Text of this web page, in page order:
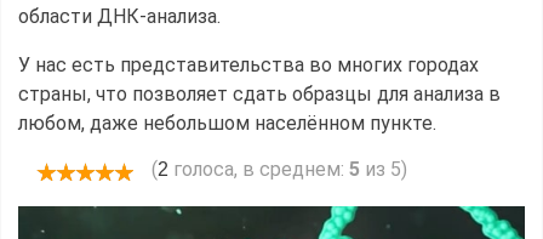
области ДНК-анализа.
У нас есть представительства во многих городах
страны, что позволяет сдать образцы для анализа в
любом, даже небольшом населённом пункте.
(2 голоса, в среднем: 5 из 5)